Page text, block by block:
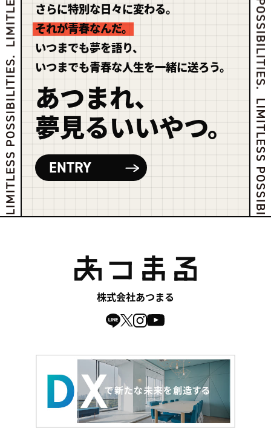
さらに特別な日々に変わる。
それが青春なんだ。
いつまでも夢を語り、
いつまでも青春な人生を一緒に送ろう。
あつまれ、
夢見るいいやつ。
ENTRY
株式会社あつまる